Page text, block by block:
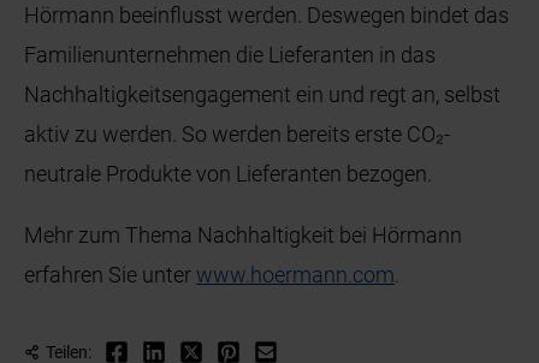
Hörmann beeinflusst werden. Deswegen bindet das
Familienunternehmen die Lieferanten in das
Nachhaltigkeitsengagement ein und regt an, selbst
aktiv zu werden. So werden bereits erste CO₂-
neutrale Produkte von Lieferanten bezogen.
Mehr zum Thema Nachhaltigkeit bei Hörmann
erfahren Sie unter www.hoermann.com
Teilen: